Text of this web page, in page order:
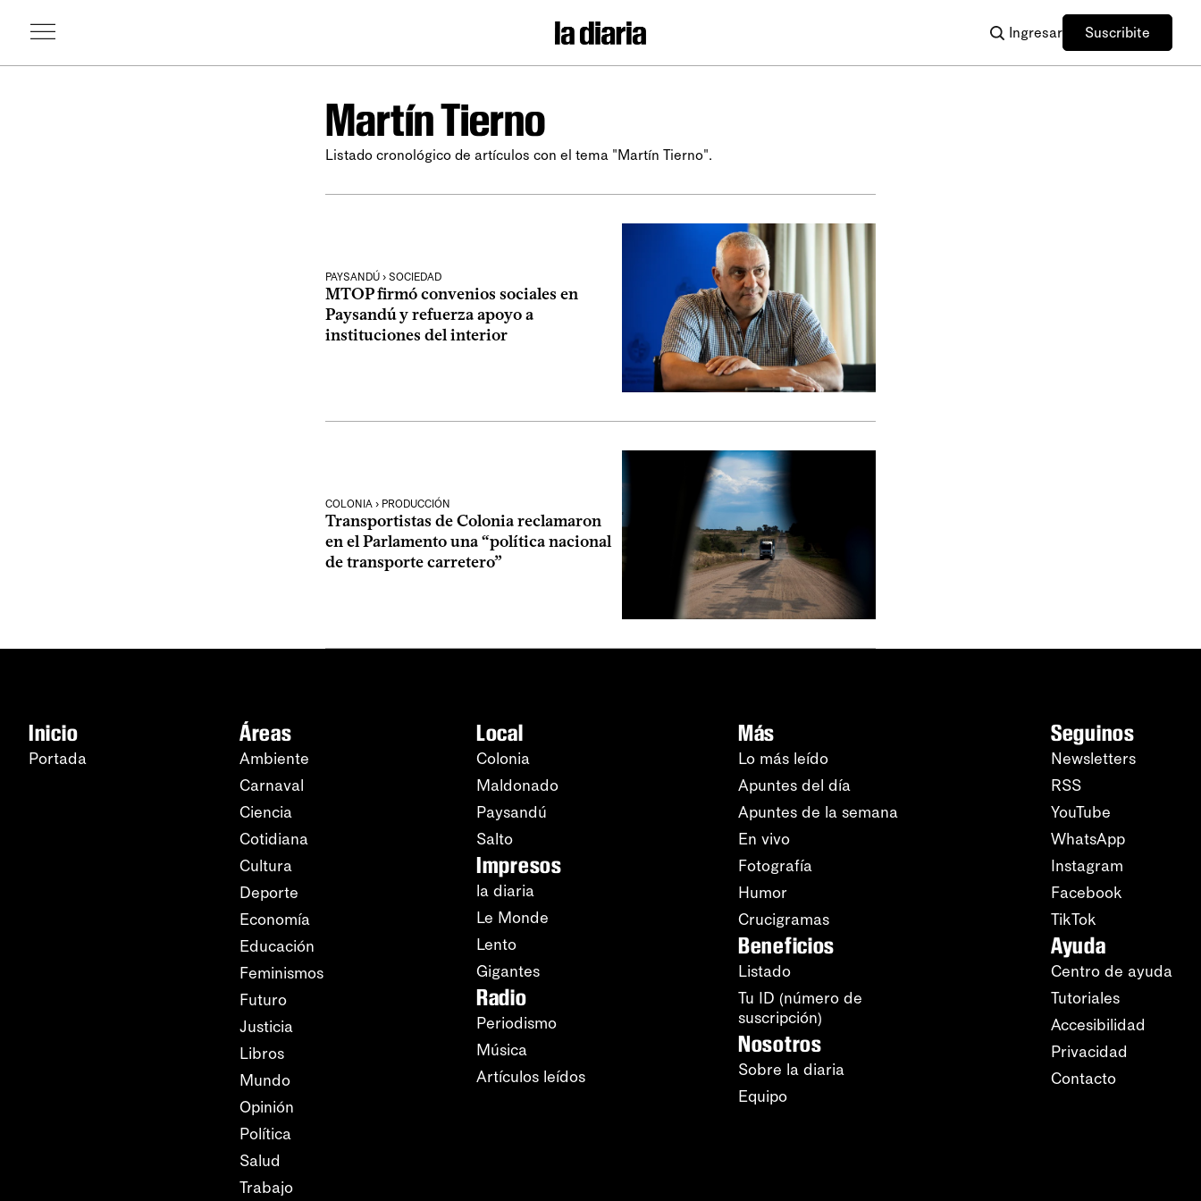
Ingresar Suscribite
Martín Tierno
Listado cronológico de artículos con el tema "Martín Tierno".
PAYSANDÚ › SOCIEDAD
MTOP firmó convenios sociales en
Paysandú y refuerza apoyo a
instituciones del interior
COLONIA › PRODUCCIÓN
Transportistas de Colonia reclamaron
en el Parlamento una “política nacional
de transporte carretero”
Inicio
Portada
Áreas
Ambiente
Carnaval
Ciencia
Cotidiana
Cultura
Deporte
Economía
Educación
Feminismos
Futuro
Justicia
Libros
Mundo
Opinión
Política
Salud
Trabajo
Local
Colonia
Maldonado
Paysandú
Salto
Impresos
la diaria
Le Monde
Lento
Gigantes
Radio
Periodismo
Música
Artículos leídos
Más
Lo más leído
Apuntes del día
Apuntes de la semana
En vivo
Fotografía
Humor
Crucigramas
Beneficios
Listado
Tu ID (número de
suscripción)
Nosotros
Sobre la diaria
Equipo
Seguinos
Newsletters
RSS
YouTube
WhatsApp
Instagram
Facebook
TikTok
Ayuda
Centro de ayuda
Tutoriales
Accesibilidad
Privacidad
Contacto